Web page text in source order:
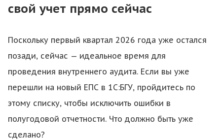
свой учет прямо сейчас
Поскольку первый квартал 2026 года уже остался
позади, сейчас — идеальное время для
проведения внутреннего аудита. Если вы уже
перешли на новый ЕПС в 1С:БГУ, пройдитесь по
этому списку, чтобы исключить ошибки в
полугодовой отчетности. Что должно быть уже
сделано?